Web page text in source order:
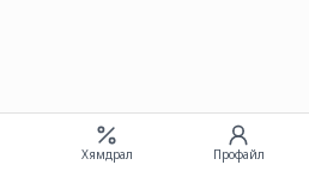
Хямдрал Профайл